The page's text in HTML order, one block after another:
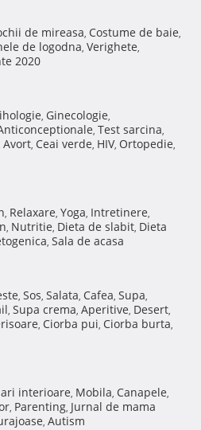
de mireasa, Costume de baie,
de logodna, Verighete,
2020
, Ginecologie,
, Test sarcina,
Avort, Ceai verde, HIV, Ortopedie,
, Relaxare, Yoga, Intretinere,
, Nutritie, Dieta de slabit, Dieta
, Sala de acasa
, Sos, Salata, Cafea, Supa,
, Supa crema, Aperitive, Desert,
, Ciorba pui, Ciorba burta,
interioare, Mobila, Canapele,
, Parenting, Jurnal de mama
, Autism